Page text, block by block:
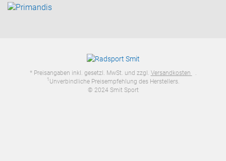
* Preisangaben inkl. gesetzl. MwSt. und zzgl. Versandkosten .
1 Unverbindliche Preisempfehlung des Herstellers.
© 2024 Smit Sport